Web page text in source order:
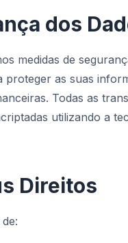
dos
medidas de
proteger as suas
Todas as
utilizando a
Direitos